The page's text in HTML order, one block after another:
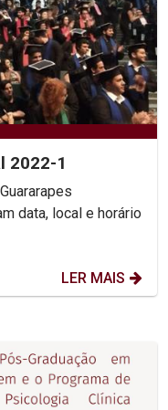
2022-1
data, local e horário
LER MAIS